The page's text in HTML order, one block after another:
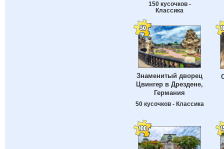
150 кусочков -
Классика
Знаменитый дворец
Цвингер в Дрездене,
Германия
50 кусочков - Классика